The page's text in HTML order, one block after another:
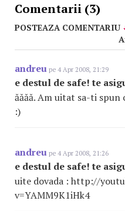
Comentarii (3)
POSTEAZA COMENTARIU
andreu pe 4 Apr 2008, 21:29
e destul de safe! te
ăăăă. Am uitat sa-ti spun
:)
andreu pe 4 Apr 2008, 21:26
e destul de safe! te
uite dovada : http://
v=YAMM9K1iHk4